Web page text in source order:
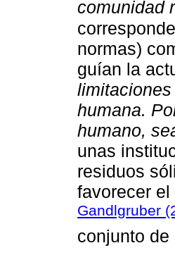
comunidad
normas)
guían la
humana.
humano,
unas
residuos
favorecer
Gandlgruber
conjunto